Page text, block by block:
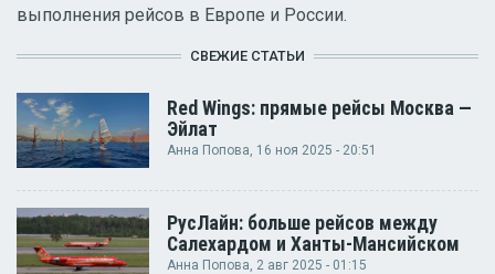
выполнения рейсов в Европе и России.
СВЕЖИЕ СТАТЬИ
Red Wings: прямые рейсы Москва —
Эйлат
Анна Попова, 16 ноя 2025 - 20:51
РусЛайн: больше рейсов между
Салехардом и Ханты-Мансийском
Анна Попова , 2 авг 2025 - 01:15